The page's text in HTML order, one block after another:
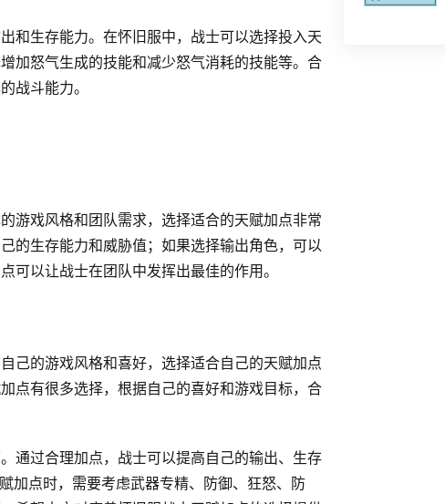
和生存能力。在怀旧服中，战士可以选择投入天
加怒气生成的技能和减少怒气消耗的技能等。合
战斗能力。
游戏风格和团队需求，选择适合的天赋加点非常
的生存能力和威胁值；如果选择输出角色，可以
可以让战士在团队中发挥出最佳的作用。
己的游戏风格和喜好，选择适合自己的天赋加点
点有很多选择，根据自己的喜好和游戏目标，合
通过合理加点，战士可以提高自己的输出、生存
加点时，需要考虑武器专精、防御、狂怒、防